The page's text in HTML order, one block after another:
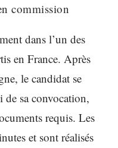
commission
dans l’un des
en France. Après
le candidat se
de sa convocation,
requis. Les
et sont réalisés